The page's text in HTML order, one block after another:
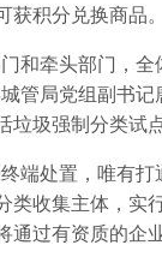
积分兑换商品。
牵头部门，全
管局党组副书
圾强制分类试点
处置，唯有打
收集主体，
通过有资质的